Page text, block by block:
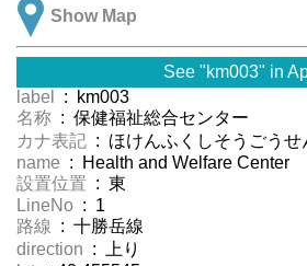
Show Map
See "km003" in
label
: km003
名称 : 保健福祉総合センター
カナ表記 : ほけんふくしそうごうせ
name : Health and Welfare Center
設置位置 : 東
LineNo : 1
路線 : 十勝岳線
direction : 上り